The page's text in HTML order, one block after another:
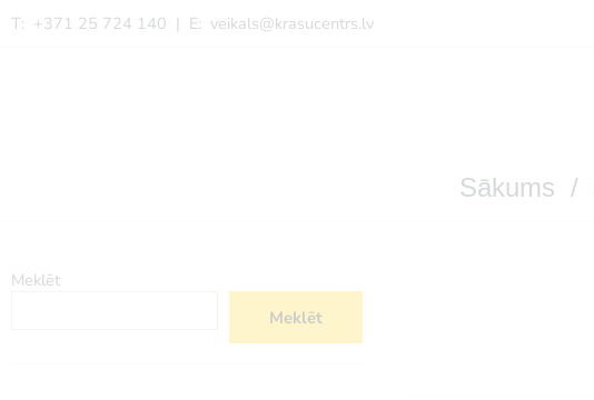
T: +371 25 724 140 | E: veikals@krasucentrs.lv
Sākums /
Meklēt
Meklēt